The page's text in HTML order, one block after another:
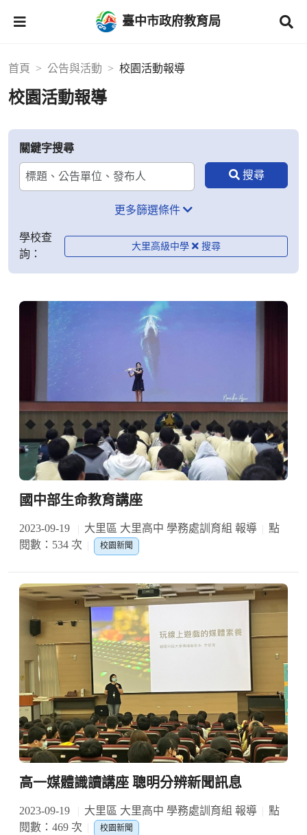
臺中市政府教育局
首頁 公告與活動 校園活動報導
校園活動報導
關鍵字搜尋
更多篩選條件
學校查
詢：
大里高級中學
國中部生命教育講座
2023-09-19 大里區 大里高中 學務處訓育組 報導
點
閱數：534 次
校園新聞
高一媒體識讀講座 聰明分辨新聞訊息
2023-09-19 大里區 大里高中 學務處訓育組 報導
點
閱數：469 次
校園新聞